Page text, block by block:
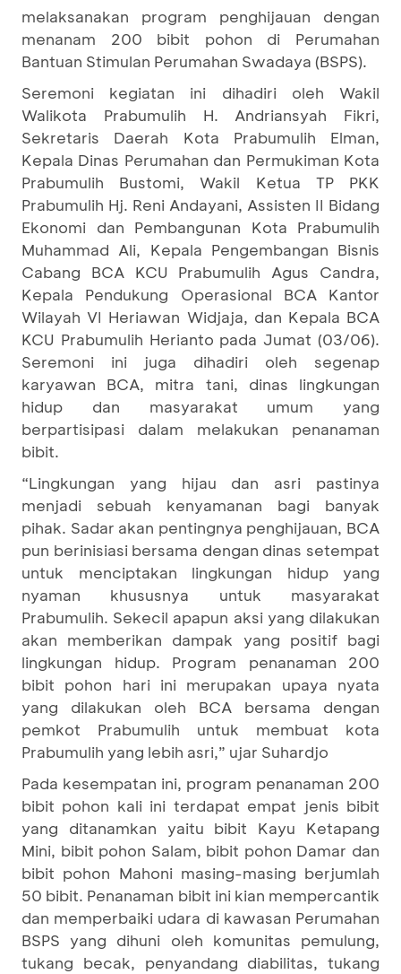
melaksanakan program penghijauan dengan
menanam 200 bibit pohon di Perumahan
Bantuan Stimulan Perumahan Swadaya (BSPS).
Seremoni kegiatan ini dihadiri oleh Wakil
Walikota Prabumulih H. Andriansyah Fikri,
Sekretaris Daerah Kota Prabumulih Elman,
Kepala Dinas Perumahan dan Permukiman Kota
Prabumulih Bustomi, Wakil Ketua TP PKK
Prabumulih Hj. Reni Andayani, Assisten II Bidang
Ekonomi dan Pembangunan Kota Prabumulih
Muhammad Ali, Kepala Pengembangan Bisnis
Cabang BCA KCU Prabumulih Agus Candra,
Kepala Pendukung Operasional BCA Kantor
Wilayah VI Heriawan Widjaja, dan Kepala BCA
KCU Prabumulih Herianto pada Jumat (03/06).
Seremoni ini juga dihadiri oleh segenap
karyawan BCA, mitra tani, dinas lingkungan
hidup dan masyarakat umum yang
berpartisipasi dalam melakukan penanaman
bibit.
“Lingkungan yang hijau dan asri pastinya
menjadi sebuah kenyamanan bagi banyak
pihak. Sadar akan pentingnya penghijauan, BCA
pun berinisiasi bersama dengan dinas setempat
untuk menciptakan lingkungan hidup yang
nyaman khususnya untuk masyarakat
Prabumulih. Sekecil apapun aksi yang dilakukan
akan memberikan dampak yang positif bagi
lingkungan hidup. Program penanaman 200
bibit pohon hari ini merupakan upaya nyata
yang dilakukan oleh BCA bersama dengan
pemkot Prabumulih untuk membuat kota
Prabumulih yang lebih asri,” ujar Suhardjo
Pada kesempatan ini, program penanaman 200
bibit pohon kali ini terdapat empat jenis bibit
yang ditanamkan yaitu bibit Kayu Ketapang
Mini, bibit pohon Salam, bibit pohon Damar dan
bibit pohon Mahoni masing-masing berjumlah
50 bibit. Penanaman bibit ini kian mempercantik
dan memperbaiki udara di kawasan Perumahan
BSPS yang dihuni oleh komunitas pemulung,
tukang becak, penyandang diabilitas, tukang